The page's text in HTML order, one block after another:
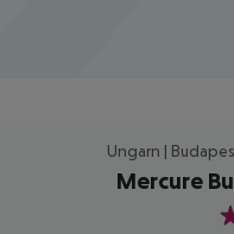
Ungarn |
Mercure
4